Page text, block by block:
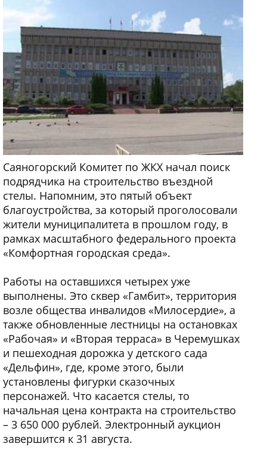
Саяногорский Комитет по ЖКХ начал поиск
подрядчика на строительство въездной
стелы. Напомним, это пятый объект
благоустройства, за который проголосовали
жители муниципалитета в прошлом году, в
рамках масштабного федерального проекта
«Комфортная городская среда».
Работы на оставшихся четырех уже
выполнены. Это сквер «Гамбит», территория
возле общества инвалидов «Милосердие», а
также обновленные лестницы на остановках
«Рабочая» и «Вторая терраса» в Черемушках
и пешеходная дорожка у детского сада
«Дельфин», где, кроме этого, были
установлены фигурки сказочных
персонажей. Что касается стелы, то
начальная цена контракта на строительство
– 3​ 650​ 000 рублей. Электронный аукцион
завершится к 31 августа.